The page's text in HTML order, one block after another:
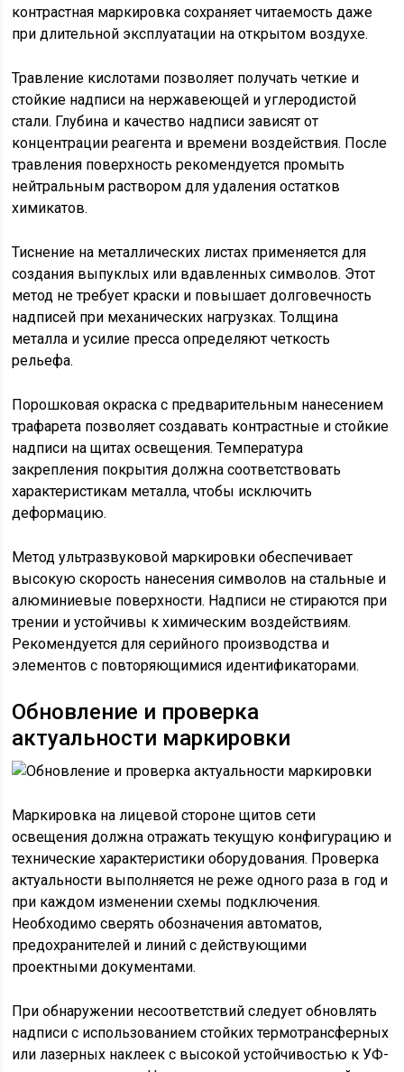
контрастная маркировка сохраняет читаемость даже
при длительной эксплуатации на открытом воздухе.
Травление кислотами позволяет получать четкие и
стойкие надписи на нержавеющей и углеродистой
стали. Глубина и качество надписи зависят от
концентрации реагента и времени воздействия. После
травления поверхность рекомендуется промыть
нейтральным раствором для удаления остатков
химикатов.
Тиснение на металлических листах применяется для
создания выпуклых или вдавленных символов. Этот
метод не требует краски и повышает долговечность
надписей при механических нагрузках. Толщина
металла и усилие пресса определяют четкость
рельефа.
Порошковая окраска с предварительным нанесением
трафарета позволяет создавать контрастные и стойкие
надписи на щитах освещения. Температура
закрепления покрытия должна соответствовать
характеристикам металла, чтобы исключить
деформацию.
Метод ультразвуковой маркировки обеспечивает
высокую скорость нанесения символов на стальные и
алюминиевые поверхности. Надписи не стираются при
трении и устойчивы к химическим воздействиям.
Рекомендуется для серийного производства и
элементов с повторяющимися идентификаторами.
Обновление и проверка
актуальности маркировки
Маркировка на лицевой стороне щитов сети
освещения должна отражать текущую конфигурацию и
технические характеристики оборудования. Проверка
актуальности выполняется не реже одного раза в год и
при каждом изменении схемы подключения.
Необходимо сверять обозначения автоматов,
предохранителей и линий с действующими
проектными документами.
При обнаружении несоответствий следует обновлять
надписи с использованием стойких термотрансферных
или лазерных наклеек с высокой устойчивостью к УФ-